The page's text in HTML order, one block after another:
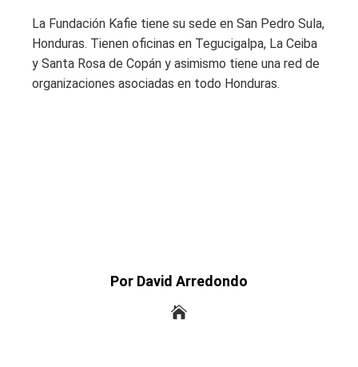
La Fundación Kafie tiene su sede en San Pedro Sula,
Honduras. Tienen oficinas en Tegucigalpa, La Ceiba
y Santa Rosa de Copán y asimismo tiene una red de
organizaciones asociadas en todo Honduras.
Por David Arredondo